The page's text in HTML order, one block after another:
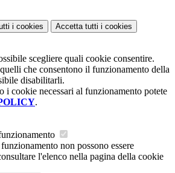
i cookies Accetta tutti i cookies
scegliere quali cookie consentire.
che consentono il funzionamento della
disabilitarli.
i cookie necessari al funzionamento potete
.
non possono essere
l'elenco nella pagina della cookie